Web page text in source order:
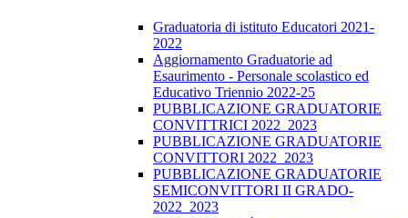
Graduatoria di istituto Educatori 2021-
2022
Aggiornamento Graduatorie ad
Esaurimento - Personale scolastico ed
Educativo Triennio 2022-25
PUBBLICAZIONE GRADUATORIE
CONVITTRICI 2022_2023
PUBBLICAZIONE GRADUATORIE
CONVITTORI 2022_2023
PUBBLICAZIONE GRADUATORIE
SEMICONVITTORI II GRADO-
2022_2023